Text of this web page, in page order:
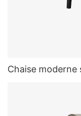
Chaise moderne